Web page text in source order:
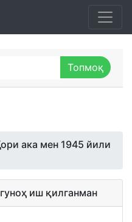
ака мен 1945 йили
иш қилганман